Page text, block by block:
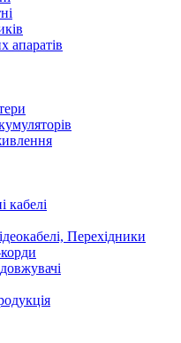
апаратів
кабелі
Перехідники